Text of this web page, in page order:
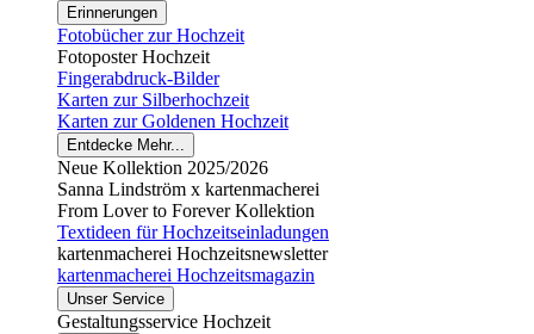
Erinnerungen
Fotobücher zur Hochzeit
Fotoposter Hochzeit
Fingerabdruck-Bilder
Karten zur Silberhochzeit
Karten zur Goldenen Hochzeit
Entdecke Mehr...
Neue Kollektion 2025/2026
Sanna Lindström x kartenmacherei
From Lover to Forever Kollektion
Textideen für Hochzeitseinladungen
kartenmacherei Hochzeitsnewsletter
kartenmacherei Hochzeitsmagazin
Unser Service
Gestaltungsservice Hochzeit